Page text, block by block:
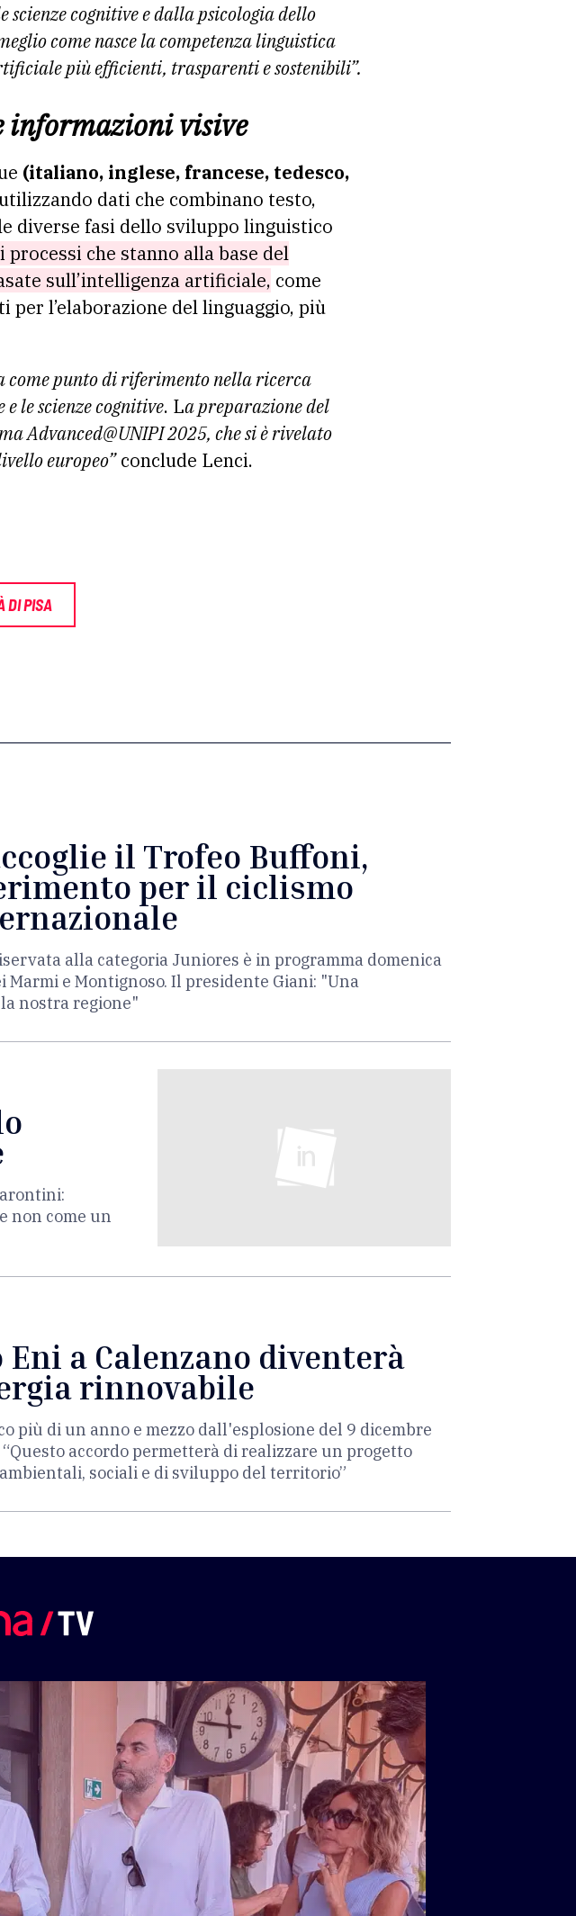
cognitive e dalla psicologia dello
come nasce la competenza linguistica
più efficienti, trasparenti e sostenibili”.
informazioni visive
(italiano, inglese, francese, tedesco,
dati che combinano testo,
diverse fasi dello sviluppo linguistico
che stanno alla base del
sull’intelligenza artificiale, come
l’elaborazione del linguaggio, più
come punto di riferimento nella ricerca
le scienze cognitive. La preparazione del
Advanced@UNIPI 2025, che si è rivelato
europeo”conclude Lenci.
DI PISA
il Trofeo Buffoni,
per il ciclismo
alla categoria Juniores è in programma domenica
Marmi e Montignoso. Il presidente Giani: "Una
nostra regione"
non come un
Eni a Calenzano diventerà
rinnovabile
più di un anno e mezzo dall'esplosione del 9 dicembre
accordo permetterà di realizzare un progetto
sociali e di sviluppo del territorio”